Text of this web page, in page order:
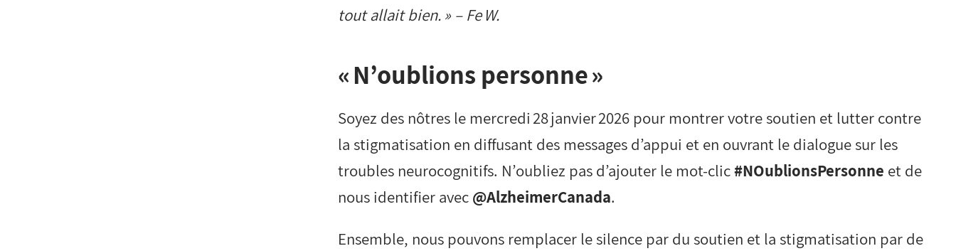
tout allait bien. » – Fe W.
« N’oublions personne »
Soyez des nôtres le mercredi 28 janvier 2026 pour montrer votre soutien et lutter contre
la stigmatisation en diffusant des messages d’appui et en ouvrant le dialogue sur les
troubles neurocognitifs. N’oubliez pas d’ajouter le mot-clic#NOublionsPersonne et de
nous identifier avec @AlzheimerCanada.
Ensemble, nous pouvons remplacer le silence par du soutien et la stigmatisation par de